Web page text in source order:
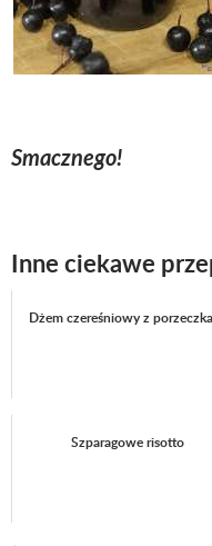
Smacznego!
Inne ciekawe
Dżem czereśniowy z
Szparagowe risotto